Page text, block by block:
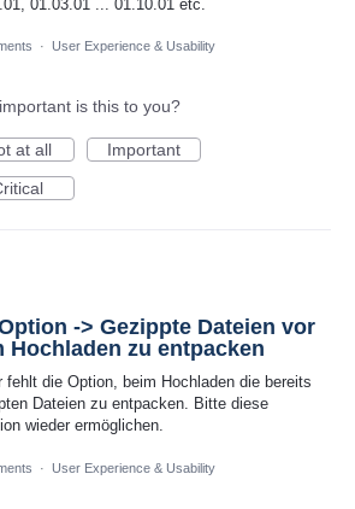
01.03.01 ... 01.10.01 etc.
· User Experience & Usability
is this to you?
at all
Important
-> Gezippte Dateien vor
Hochladen zu entpacken
fehlt die Option, beim Hochladen die bereits
Dateien zu entpacken. Bitte diese
wieder ermöglichen.
· User Experience & Usability